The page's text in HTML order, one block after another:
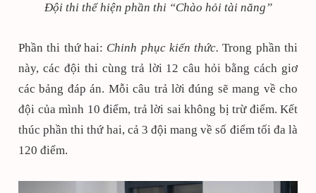
Đội thi thể hiện phần thi “Chào hỏi tài năng”
Phần thi thứ hai: Chinh phục kiến thức.Trong phần thi
này, các đội thi cùng trả lời 12 câu hỏi bằng cách giơ
các bảng đáp án. Mỗi câu trả lời đúng sẽ mang về cho
đội của mình 10 điểm, trả lời sai không bị trừ điểm. Kết
thúc phần thi thứ hai, cả 3 đội mang về số điểm tối đa là
120 điểm.